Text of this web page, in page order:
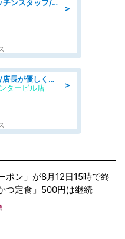
＞
日払いOKで即日収入/キッチンスタッフ/デリバリー業務など、自己成長可能な幅広い仕事に挑戦!髪型自由&ピアス・ネイルOK/茨城県/水戸市
＞
レジ打ち/「本町駅」直結/店長が優しくて自己肯定感爆上がり/夜勤なし/オフィス街で治安良好/大阪府
タービル店
ポン」が8月12日15時で終
つ定食」500円は継続